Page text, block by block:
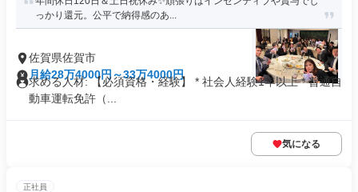
っかり還元。公平で納得感のあ...
佐賀県佐賀市
月給28万4000円～33万4000円
求める人材: 【必須資格・経験】 * 社会人経験1年以上 * 普通自
動車運転免許（...
気になる
正社員